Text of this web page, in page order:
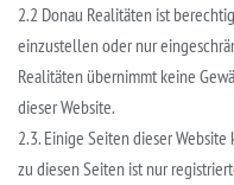
2.2 Donau Realitäten ist
einzustellen oder nur
Realitäten übernimmt keine
dieser Website.
2.3. Einige Seiten dieser
zu diesen Seiten ist nur